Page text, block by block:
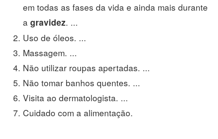
em todas as fases da vida e ainda mais durante
a gravidez. ...
Uso de óleos. ...
Massagem. ...
Não utilizar roupas apertadas. ...
Não tomar banhos quentes. ...
Visita ao dermatologista. ...
Cuidado com a alimentação.